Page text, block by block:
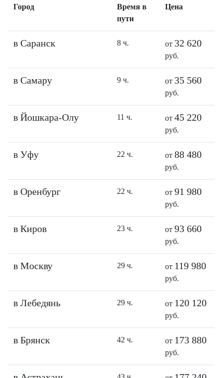
Город
Время в
пути
Цена
в Саранск 8 ч. от 32 620
руб.
в Самару 9 ч. от 35 560
руб.
в Йошкара-Олу 11 ч. от 45 220
руб.
в Уфу 22 ч. от 88 480
руб.
в Оренбург 22 ч. от 91 980
руб.
в Киров 23 ч. от 93 660
руб.
в Москву 29 ч. от 119 980
руб.
в Лебедянь 29 ч. от 120 120
руб.
в Брянск 42 ч. от 173 880
руб.